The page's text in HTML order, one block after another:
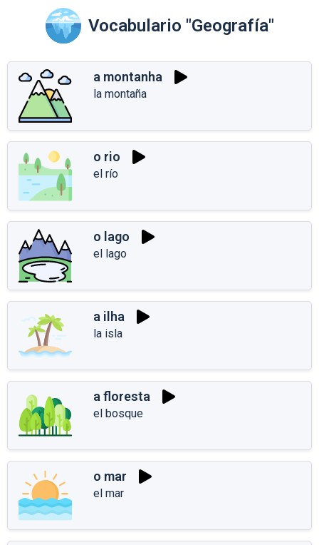
Vocabulario "Geografía"
a montanha
la montaña
o rio
el río
o lago
el lago
a ilha
la isla
a floresta
el bosque
o mar
el mar